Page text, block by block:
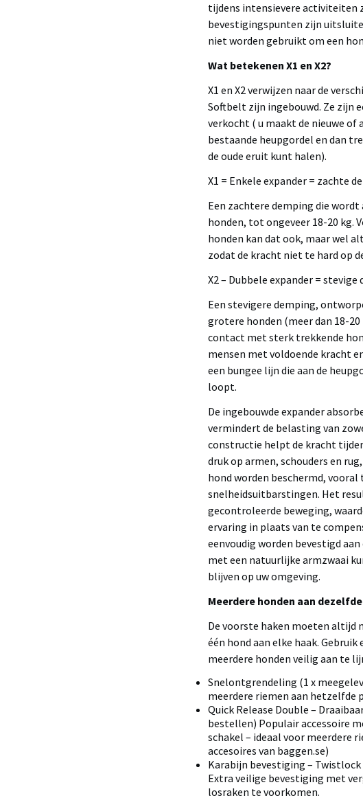
tijdens intensievere activiteiten
bevestigingspunten zijn
niet worden gebruikt om een
Wat betekenen X1 en X2?
X1 en X2 verwijzen naar de
Softbelt zijn ingebouwd. Ze zijn
verkocht ( u maakt de nieuwe of
bestaande heupgordel en dan
de oude eruit kunt halen).
X1 = Enkele expander = zachte
Een zachtere demping die
honden, tot ongeveer 18-20 kg.
honden kan dat ook, maar wel
zodat de kracht niet te hard op
X2 – Dubbele expander = stevige
Een stevigere demping,
grotere honden (meer dan 18-
contact met sterk trekkende
mensen met voldoende kracht
een bungee lijn die aan de
loopt.
De ingebouwde expander
vermindert de belasting van
constructie helpt de kracht
druk op armen, schouders en
hond worden beschermd,
snelheidsuitbarstingen. Het
gecontroleerde beweging,
ervaring in plaats van te
eenvoudig worden bevestigd
met een natuurlijke armzwaai
blijven op uw omgeving.
Meerdere honden aan
De voorste haken moeten altijd
één hond aan elke haak. Gebruik
meerdere honden veilig aan te
Snelontgrendeling (1 x
meerdere riemen aan hetzelfde
Quick Release Double –
bestellen) Populair accessoire
schakel – ideaal voor meerdere
accesoires van baggen.se)
Karabijn bevestiging –
Extra veilige bevestiging met
losraken te voorkomen.